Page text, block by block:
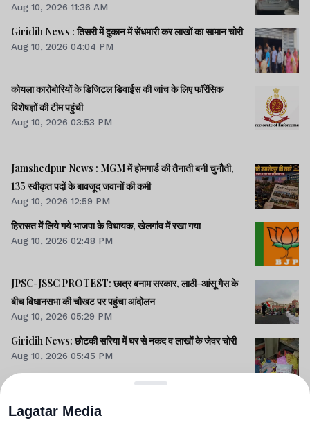
Aug 10, 2026 11:36 AM
Giridih News : तिसरी में दुकान में सेंधमारी कर लाखों का सामान चोरी
Aug 10, 2026 04:04 PM
कोयला कारोबोरियों के डिजिटल डिवाईस की जांच के लिए फॉरेंसिक
विशेषज्ञों की टीम पहुंची
Aug 10, 2026 03:53 PM
Jamshedpur News : MGM में होमगार्ड की तैनाती बनी चुनौती,
135 स्वीकृत पदों के बावजूद जवानों की कमी
Aug 10, 2026 12:59 PM
हिरासत में लिये गये भाजपा के विधायक, खेलगांव में रखा गया
Aug 10, 2026 02:48 PM
JPSC-JSSC PROTEST: छात्र बनाम सरकार, लाठी-आंसू गैस के
बीच विधानसभा की चौखट पर पहुंचा आंदोलन
Aug 10, 2026 05:29 PM
Giridih News: छोटकी सरिया में घर से नकद व लाखों के जेवर चोरी
Aug 10, 2026 05:45 PM
Lagatar Media